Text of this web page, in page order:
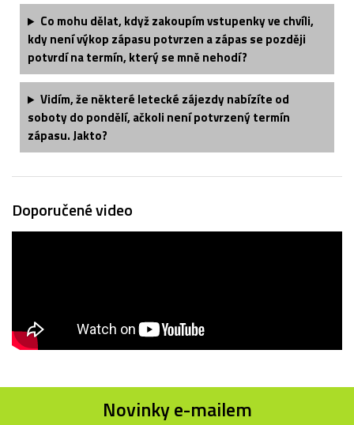
Co mohu dělat, když zakoupím vstupenky ve chvíli,
kdy není výkop zápasu potvrzen a zápas se později
potvrdí na termín, který se mně nehodí?
Vidím, že některé letecké zájezdy nabízíte od
soboty do pondělí, ačkoli není potvrzený termín
zápasu. Jakto?
Doporučené video
Novinky e-mailem